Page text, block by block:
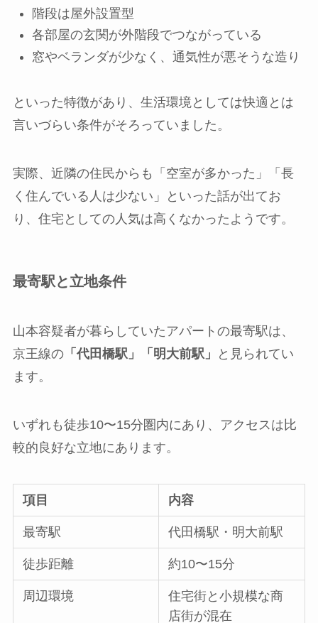
階段は屋外設置型
各部屋の玄関が外階段でつながっている
窓やベランダが少なく、通気性が悪そうな造り
といった特徴があり、生活環境としては快適とは
言いづらい条件がそろっていました。
実際、近隣の住民からも「空室が多かった」「長
く住んでいる人は少ない」といった話が出てお
り、住宅としての人気は高くなかったようです。
最寄駅と立地条件
山本容疑者が暮らしていたアパートの最寄駅は、
京王線の「代田橋駅」「明大前駅」
と見られてい
ます。
いずれも徒歩10〜15分圏内にあり、アクセスは比
較的良好な立地にあります。
項目 内容
最寄駅 代田橋駅・明大前駅
徒歩距離 約10〜15分
周辺環境
住宅街と小規模な商
店街が混在